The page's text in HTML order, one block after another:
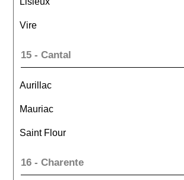
Vire
15 - Cantal
Aurillac
Mauriac
Saint Flour
16 - Charente